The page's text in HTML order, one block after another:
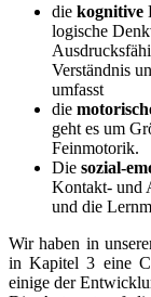
die kognitive
logische
Verständnis
umfasst
die
geht es um
Feinmotorik.
Die sozial-
Kontakt- und
und die
Wir haben in
in Kapitel 3 eine
einige der